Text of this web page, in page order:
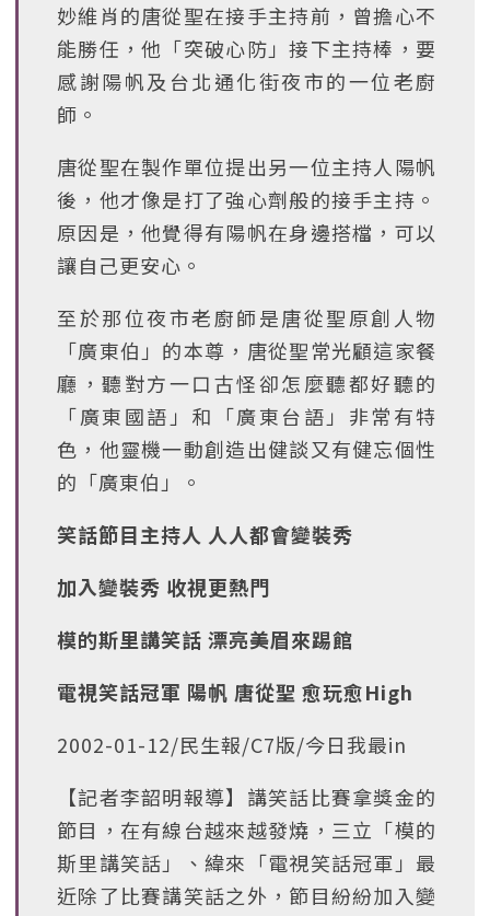
妙維肖的唐從聖在接手主持前，曾擔心不
能勝任，他「突破心防」接下主持棒，要
感謝陽帆及台北通化街夜市的一位老廚
師。
唐從聖在製作單位提出另一位主持人陽帆
後，他才像是打了強心劑般的接手主持。
原因是，他覺得有陽帆在身邊搭檔，可以
讓自己更安心。
至於那位夜市老廚師是唐從聖原創人物
「廣東伯」的本尊，唐從聖常光顧這家餐
廳，聽對方一口古怪卻怎麼聽都好聽的
「廣東國語」和「廣東台語」非常有特
色，他靈機一動創造出健談又有健忘個性
的「廣東伯」。
笑話節目主持人 人人都會變裝秀
加入變裝秀 收視更熱門
模的斯里講笑話 漂亮美眉來踢館
電視笑話冠軍 陽帆 唐從聖 愈玩愈High
2002-01-12/民生報/C7版/今日我最in
【記者李韶明報導】講笑話比賽拿獎金的
節目，在有線台越來越發燒，三立「模的
斯里講笑話」、緯來「電視笑話冠軍」最
近除了比賽講笑話之外，節目紛紛加入變